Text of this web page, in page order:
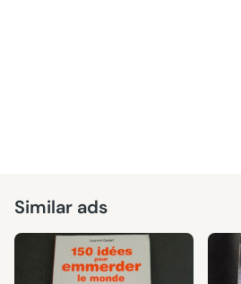
Similar ads